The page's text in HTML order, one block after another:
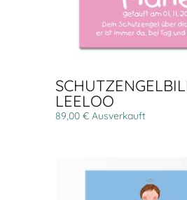
LEELOO
89,00 € Ausverkauft